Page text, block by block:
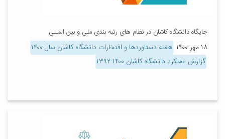
جایگاه دانشگاه کاشان در نظام های رتبه بندی ملی و بین المللی
۱۸ مهر ۱۴۰۰
هفته دستاوردها و افتخارات دانشگاه کاشان سال ۱۴۰۰
گزارش عملکرد دانشگاه کاشان ۱۴۰۰-۱۳۹۲